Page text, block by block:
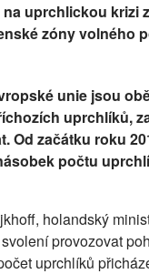
na uprchlickou krizi
zóny volného
unie jsou
uprchlíků,
Od začátku roku
počtu
holandský
provozovat
uprchlíků